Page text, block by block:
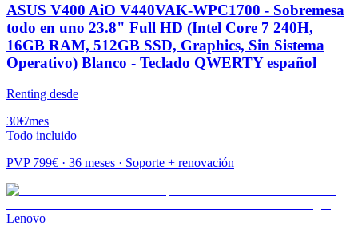
ASUS V400 AiO V440VAK-WPC1700 - Sobremesa
todo en uno 23.8" Full HD (Intel Core 7 240H,
16GB RAM, 512GB SSD, Graphics, Sin Sistema
Operativo) Blanco - Teclado QWERTY español
Renting desde
30€/mes
Todo incluido
PVP 799€ · 36 meses · Soporte + renovación
Lenovo